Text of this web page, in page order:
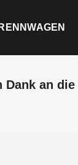
RENNWAGEN
Dank an die